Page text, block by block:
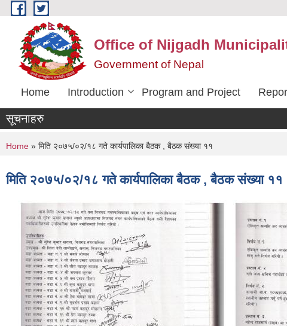
Skip to main content
Office of Nijgadh
Government of Nepal
Home Introduction Program and Project
सूचनाहरु
You are here
Home » मिति २०७५/०२/१८ गते कार्यपालिका बैठक , बैठक संख्या ११
मिति २०७५/०२/१८ गते कार्यपालिका बैठक , बैठक संख्या ११